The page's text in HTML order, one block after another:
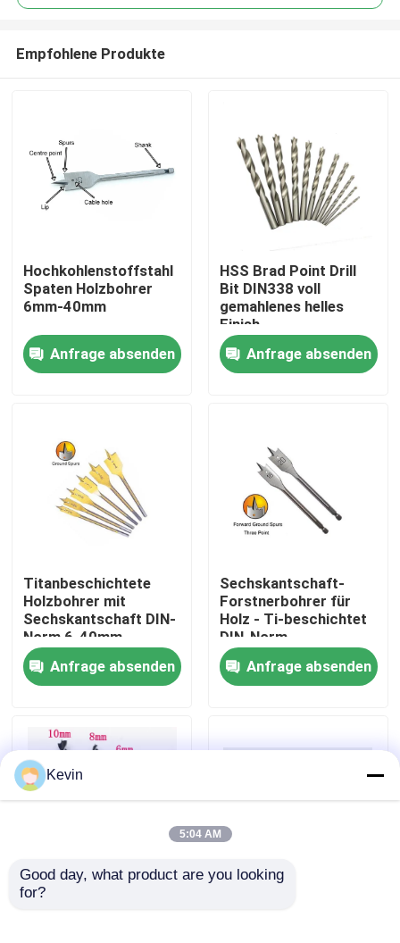
Produkte
Fabrik-Ausflug
Qualitätskontrolle
Nachrichten
Höhenflossenstations-Bohrer
Empfohlene Produkte
Hochkohlenstoffstahl
Spaten Holzbohrer
6mm-40mm
Anfrage absenden
HSS Brad Point Drill
Bit DIN338 voll
gemahlenes helles
Finish
Anfrage absenden
Titanbeschichtete
Holzbohrer mit
Sechskantschaft DIN-
Norm 6-40mm
Anfrage absenden
Sechskantschaft-
Forstnerbohrer für
Holz - Ti-beschichtet
DIN-Norm
Anfrage absenden
Hochkohlenstoffstahl-
Kevin
5:04 AM
Good day, what product are you looking
for?